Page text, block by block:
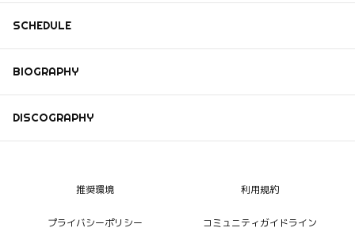
SCHEDULE
BIOGRAPHY
DISCOGRAPHY
推奨環境 利用規約
プライバシーポリシー コミュニティガイドライン